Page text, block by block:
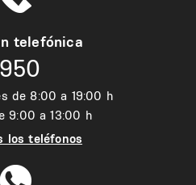
telefónica
de 8:00 a 19:00 h
9:00 a 13:00 h
los teléfonos